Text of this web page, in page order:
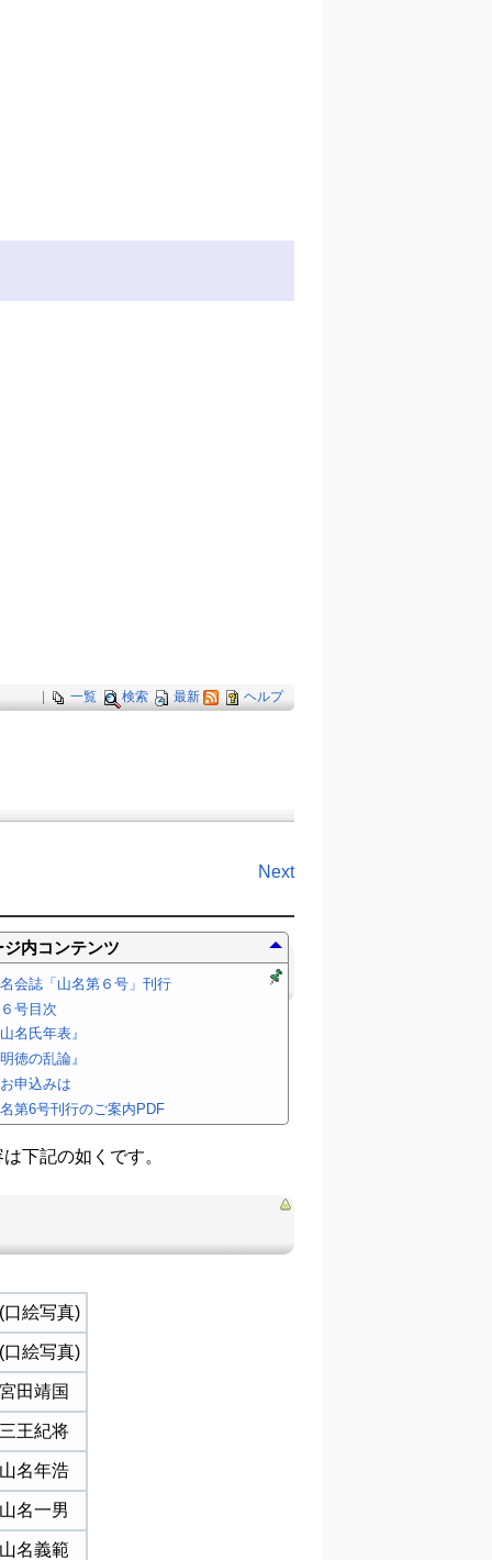
一覧 検索 最新 ヘルプ
Next
ジ内コンテンツ
会誌「山名第６号」刊行
号目次
名氏年表』
徳の乱論』
込みは
第6号刊行のご案内PDF
下記の如くです。
口絵写真)
口絵写真)
田靖国
王紀将
名年浩
名一男
名義範